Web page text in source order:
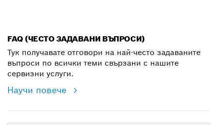
FAQ (ЧЕСТО ЗАДАВАНИ ВЪПРОСИ)
Тук получавате отговори на най-често задаваните
въпроси по всички теми свързани с нашите
сервизни услуги.
Научи повече